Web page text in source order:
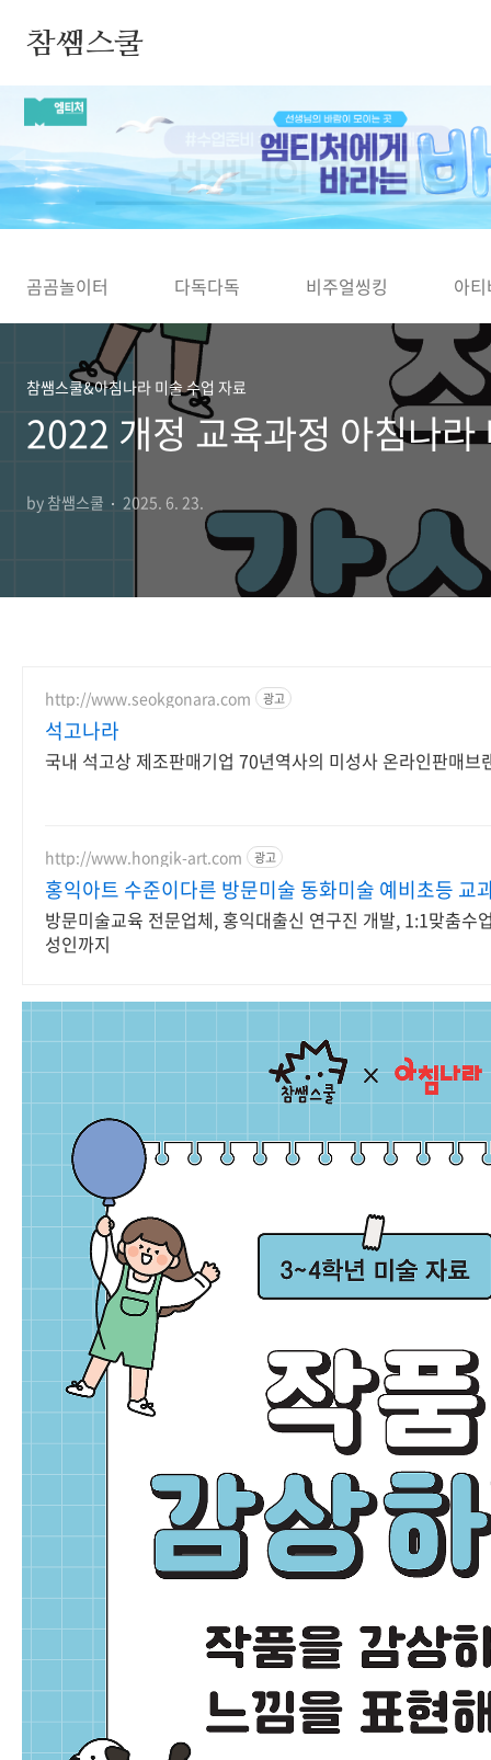
참쌤스쿨
◀
곰곰놀이터 다독다독 비주얼씽킹 아
참쌤스쿨&아침나라 미술 수업 자료
2022 개정 교육과정 아침나
by 참쌤스쿨 2025. 6. 23.
http://www.seokgonara.com 광고
석고나라
국내 석고상 제조판매기업 70년역사의 미성사 온라인판매브
http://www.hongik-art.com 광고
홍익아트 수준이다른 방문미술 동화미술 예비초등 교
방문미술교육 전문업체, 홍익대출신 연구진 개발, 1:1맞춤수
성인까지